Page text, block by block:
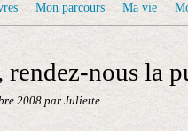
Mon parcours Ma vie
rendez-nous la
2008 par Juliette